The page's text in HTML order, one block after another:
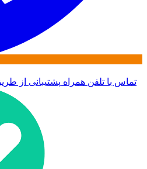
تماس با تلفن همراه پشتیبانی از